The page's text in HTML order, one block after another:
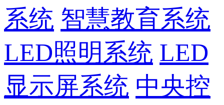
系统 智慧教育系统
LED照明系统 LED
显示屏系统 中央控